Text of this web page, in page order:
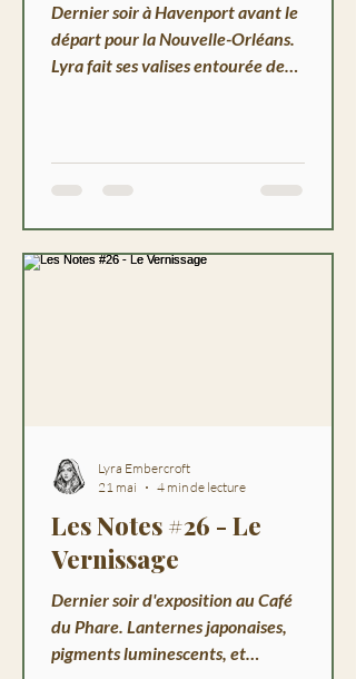
Dernier soir à Havenport avant le
départ pour la Nouvelle-Orléans.
Lyra fait ses valises entourée de
Les Notes #26 - Le
Vernissage
Dernier soir d'exposition au Café
du Phare. Lanternes japonaises,
pigments luminescents, et
Lyra Embercroft
21 mai
4 min de lecture